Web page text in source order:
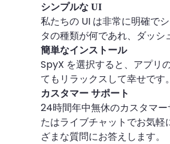
シンプルな UI
私たちの UI は非常に明確で
タの種類が何であれ、ダッシ
簡単なインストール
SpyX を選択すると、アプリ
てもリラックスして幸せです
カスタマー サポート
24時間年中無休のカスタマ
たはライブチャットでお気
ざまな質問にお答えします。